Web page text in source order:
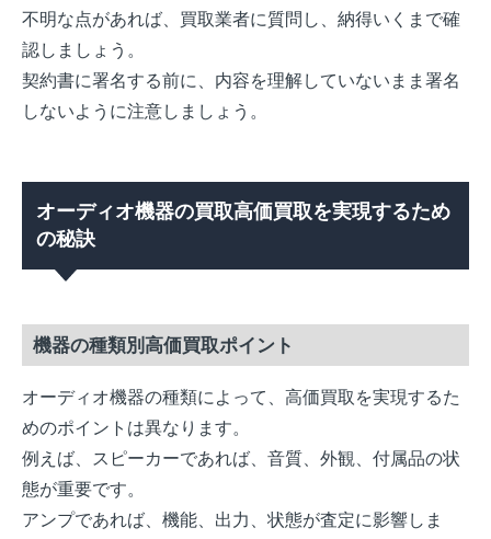
不明な点があれば、買取業者に質問し、納得いくまで確
認しましょう。
契約書に署名する前に、内容を理解していないまま署名
しないように注意しましょう。
オーディオ機器の買取高価買取を実現するため
の秘訣
機器の種類別高価買取ポイント
オーディオ機器の種類によって、高価買取を実現するた
めのポイントは異なります。
例えば、スピーカーであれば、音質、外観、付属品の状
態が重要です。
アンプであれば、機能、出力、状態が査定に影響しま